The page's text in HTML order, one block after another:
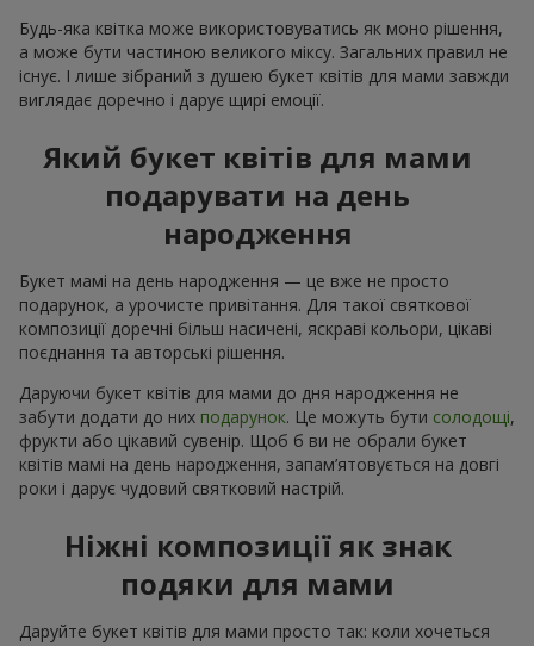
Будь-яка квітка може використовуватись як моно рішення,
а може бути частиною великого міксу. Загальних правил не
існує. І лише зібраний з душею букет квітів для мами завжди
виглядає доречно і дарує щирі емоції.
Який букет квітів для мами
подарувати на день
народження
Букет мамі на день народження — це вже не просто
подарунок, а урочисте привітання. Для такої святкової
композиції доречні більш насичені, яскраві кольори, цікаві
поєднання та авторські рішення.
Даруючи букет квітів для мами до дня народження не
забути додати до них подарунок. Це можуть бути солодощі,
фрукти або цікавий сувенір. Щоб б ви не обрали букет
квітів мамі на день народження, запам’ятовується на довгі
роки і дарує чудовий святковий настрій.
Ніжні композиції як знак
подяки для мами
Даруйте букет квітів для мами просто так: коли хочеться